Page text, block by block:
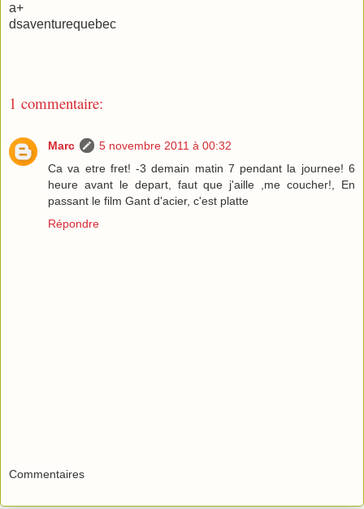
KM 7.3Restez a gauche sur chemin principal
pneus a piton en arrachait, c*etait vraiment tres technique
Par bout ca ressemblait a un fond de riviere sechee en
a+
dsaventurequebec
1 commentaire:
Marc
5 novembre 2011 à 00:32
Ca va etre fret! -3 demain matin 7 pendant la journee! 6
heure avant le depart, faut que j'aille ,me coucher!, En
passant le film Gant d'acier, c'est platte
Répondre
Commentaires